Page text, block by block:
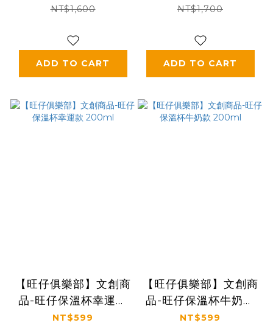
粉紅)附精美盒子
NT$1,600
ADD TO CART
精美盒子/手提袋，多
NT$1,700
ADD TO CART
【旺仔俱樂部】文創商
品-旺仔保溫杯幸運款
200ml
NT$599
【旺仔俱樂部】文創商
品-旺仔保溫杯牛奶款
200ml
NT$599